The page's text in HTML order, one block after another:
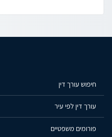
חיפוש עורך דין
עורך דין לפי עיר
פורומים משפטיים